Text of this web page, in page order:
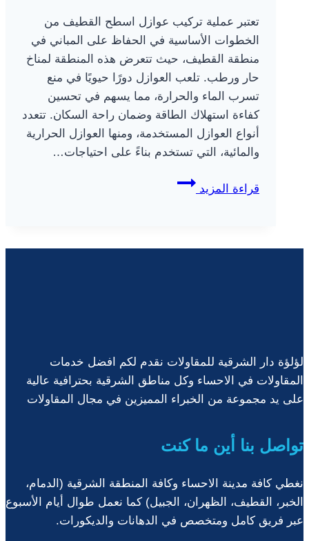
تعتبر عملية تركيب عوازل اسطح القطيف من
الخطوات الأساسية في الحفاظ على المباني في
منطقة القطيف، حيث تتعرض هذه المنطقة لمناخ
حار ورطب. تلعب العوازل دورًا حيويًا في منع
تسرب الماء والحرارة، مما يسهم في تحسين
كفاءة استهلاك الطاقة وضمان راحة السكان. تتعدد
أنواع العوازل المستخدمة، ومنها العوازل الحرارية
والمائية، التي تستخدم بناءً على احتياجات…
قراءة المزيد
تركيب
لؤلؤة دار الشرقية للمقاولات نقدم لكم افضل خدمات
المقاولات في الاحساء وكل مناطق الشرقية بحترافية عالية
على يد مجموعة من الخبراء المميزين في مجال المقاولات
تواصل بنا أين ما كنت
نغطي كافة مدينة الاحساء وكافة المنطقة الشرقية (الدمام،
الخبر، القطيف، الظهران، الجبيل) كما نعمل طوال أيام الأسبوع
عبر فريق كامل ومتخصص في الدهانات والديكورات.